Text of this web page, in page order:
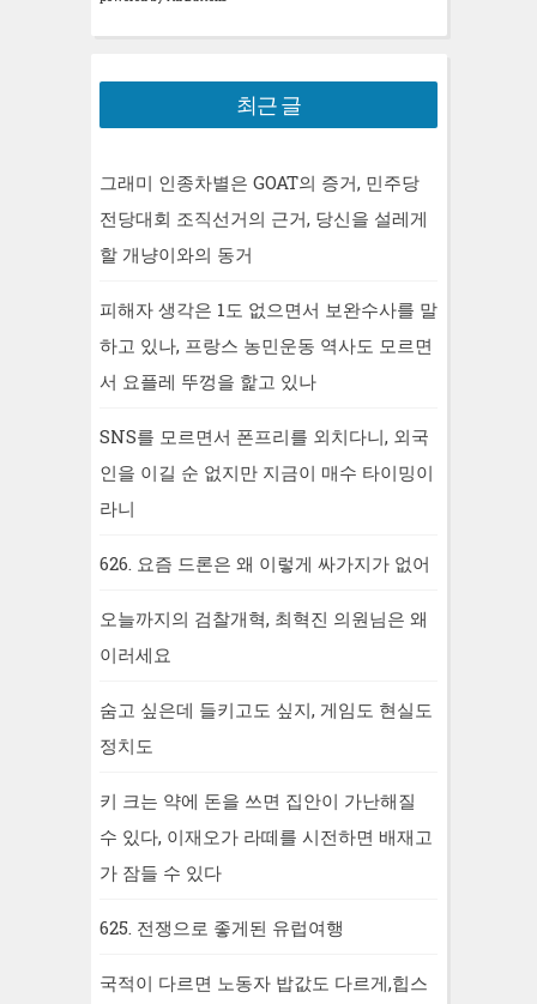
최근 글
그래미 인종차별은 GOAT의 증거, 민주당
전당대회 조직선거의 근거, 당신을 설레게
할 개냥이와의 동거
피해자 생각은 1도 없으면서 보완수사를 말
하고 있나, 프랑스 농민운동 역사도 모르면
서 요플레 뚜껑을 핥고 있나
SNS를 모르면서 폰프리를 외치다니, 외국
인을 이길 순 없지만 지금이 매수 타이밍이
라니
626. 요즘 드론은 왜 이렇게 싸가지가 없어
오늘까지의 검찰개혁, 최혁진 의원님은 왜
이러세요
숨고 싶은데 들키고도 싶지, 게임도 현실도
정치도
키 크는 약에 돈을 쓰면 집안이 가난해질
수 있다, 이재오가 라떼를 시전하면 배재고
가 잠들 수 있다
625. 전쟁으로 좋게된 유럽여행
국적이 다르면 노동자 밥값도 다르게,힙스